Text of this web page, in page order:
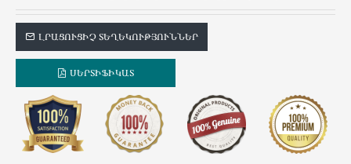
ԼՐԱՑՈՒՑԻՉ ՏԵՂԵԿՈՒԹՅՈՒՆՆԵՐ
ՍԵՐՏԻՖԻԿԱՏ